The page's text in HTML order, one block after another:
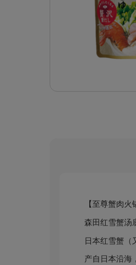
【至尊蟹肉火
森田红雪蟹汤
日本红雪蟹（
产自日本沿海